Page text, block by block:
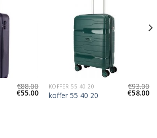
€88.00
€55.00
KOFFER 55 40 20
koffer 55 40 20
€93.00
€58.00